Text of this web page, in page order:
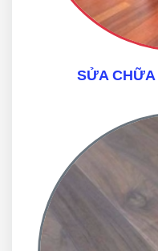
SỬA CHỮA